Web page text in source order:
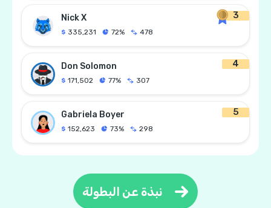
3
Nick X
335,231 72% 478
4
Don Solomon
171,502 77% 307
5
Gabriela Boyer
152,623 73% 298
نبذة عن البطولة